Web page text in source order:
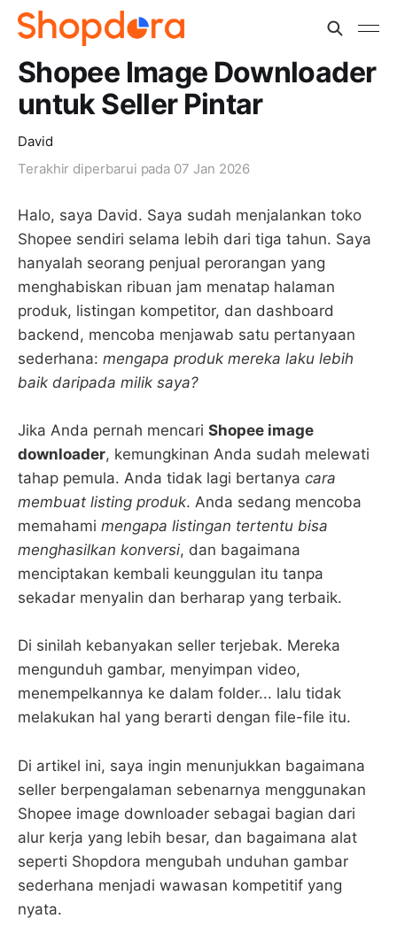
Shopee Image Downloader
untuk Seller Pintar
David
Terakhir diperbarui pada 07 Jan 2026
Halo, saya David. Saya sudah menjalankan toko
Shopee sendiri selama lebih dari tiga tahun. Saya
hanyalah seorang penjual perorangan yang
menghabiskan ribuan jam menatap halaman
produk, listingan kompetitor, dan dashboard
backend, mencoba menjawab satu pertanyaan
sederhana: mengapa produk mereka laku lebih
baik daripada milik saya?
Jika Anda pernah mencari Shopee image
downloader, kemungkinan Anda sudah melewati
tahap pemula. Anda tidak lagi bertanya cara
membuat listing produk. Anda sedang mencoba
memahami mengapa listingan tertentu bisa
menghasilkan konversi, dan bagaimana
menciptakan kembali keunggulan itu tanpa
sekadar menyalin dan berharap yang terbaik.
Di sinilah kebanyakan seller terjebak. Mereka
mengunduh gambar, menyimpan video,
menempelkannya ke dalam folder... lalu tidak
melakukan hal yang berarti dengan file-file itu.
Di artikel ini, saya ingin menunjukkan bagaimana
seller berpengalaman sebenarnya menggunakan
Shopee image downloader sebagai bagian dari
alur kerja yang lebih besar, dan bagaimana alat
seperti Shopdora mengubah unduhan gambar
sederhana menjadi wawasan kompetitif yang
nyata.